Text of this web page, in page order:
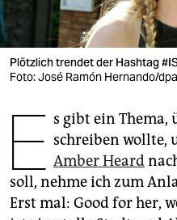
veranstaltungen
shop
fragen & hilfe
abo
genossenschaft
epaper login
Plötzlich trendet der Hashtag
Foto: José Ramón Hernando/dpa
E s gibt ein Thema,
schreiben wollte,
Amber Heard
soll, nehme ich zum
Erst mal: Good for her,